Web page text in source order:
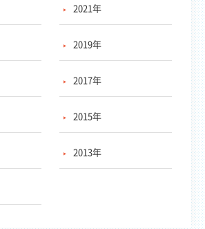
2021年
2019年
2017年
2015年
2013年